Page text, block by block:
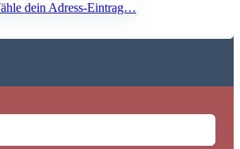
dein Adress-Eintrag…